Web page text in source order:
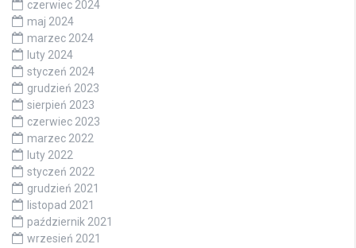
czerwiec 2024
maj 2024
marzec 2024
luty 2024
styczeń 2024
grudzień 2023
sierpień 2023
czerwiec 2023
marzec 2022
luty 2022
styczeń 2022
grudzień 2021
listopad 2021
październik 2021
wrzesień 2021